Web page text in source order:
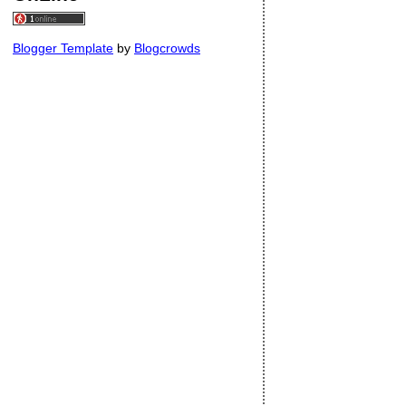
Blogger Template by Blogcrowds